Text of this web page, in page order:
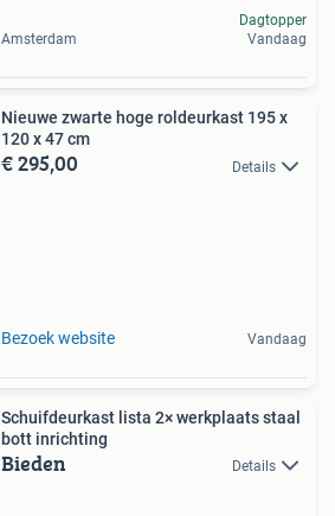
Amsterdam
Dagtopper
Vandaag
Nieuwe zwarte hoge roldeurkast 195 x
120 x 47 cm
€ 295,00 Details
Bezoek website Vandaag
Schuifdeurkast lista 2× werkplaats staal
bott inrichting
Bieden Details